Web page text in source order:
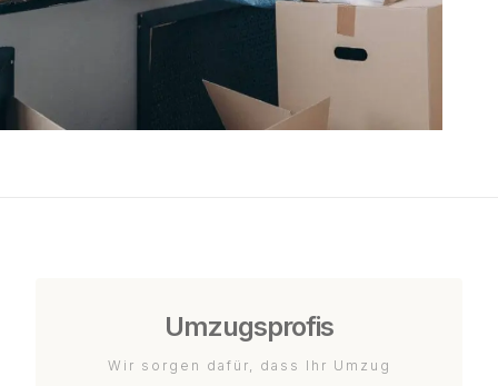
Umzugsprofis
Wir sorgen dafür, dass Ihr Umzug